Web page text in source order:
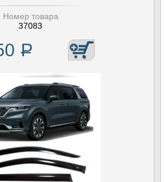
Номер товара
37083
Р